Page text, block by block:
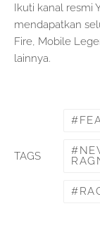
Ikuti kanal resmi
mendapatkan
Fire, Mobile
lainnya.
TAGS